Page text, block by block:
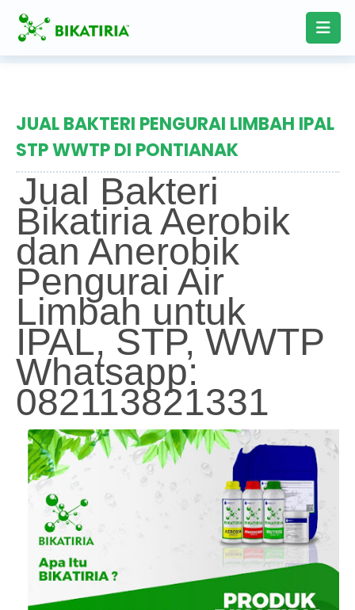
JUAL BAKTERI PENGURAI LIMBAH IPAL
STP WWTP DI PONTIANAK
Jual Bakteri
Bikatiria Aerobik
dan Anerobik
Pengurai Air
Limbah untuk
IPAL, STP, WWTP
Whatsapp:
082113821331